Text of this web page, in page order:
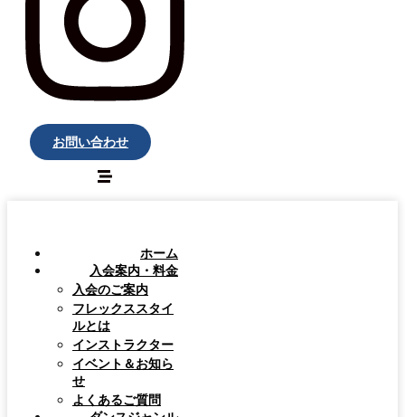
お問い合わせ
ホーム
入会案内・料金
入会のご案内
フレックススタイ
ルとは
インストラクター
イベント＆お知ら
せ
よくあるご質問